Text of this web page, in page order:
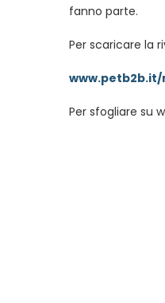
fanno parte.
Per scaricare la
Per sfogliare su